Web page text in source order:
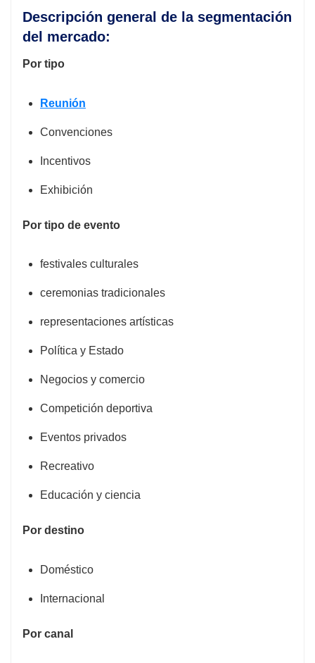
Descripción general de la segmentación
del mercado:
Por tipo
Reunión
Convenciones
Incentivos
Exhibición
Por tipo de evento
festivales culturales
ceremonias tradicionales
representaciones artísticas
Política y Estado
Negocios y comercio
Competición deportiva
Eventos privados
Recreativo
Educación y ciencia
Por destino
Doméstico
Internacional
Por canal